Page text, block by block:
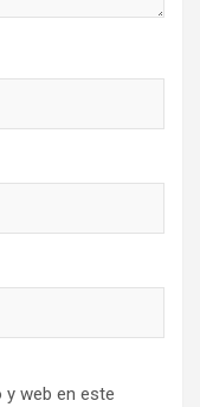
web en este